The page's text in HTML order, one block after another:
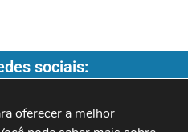
sociais:
oferecer a melhor